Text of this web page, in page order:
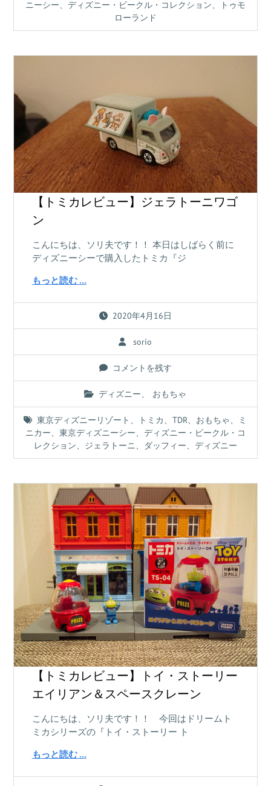
ニーシー、 ディズニー・ビークル・コレクション、
トゥモ
ローランド
【トミカレビュー】ジェラトーニワゴ
ン
こんにちは、ソリ夫です！！ 本日はしばらく前に
ディズニーシーで購入したトミカ『ジ
もっと読む …
2020年4月16日
sorio
コメントを残す
ディズニー、 おもちゃ
東京ディズニーリゾート 、 トミカ、TDR、 おもちゃ、
ミ
ニカー、 東京ディズニーシー、 ディズニー・ビークル・コ
レクション、 ジェラトーニ、 ダッフィー、 ディズニー
【トミカレビュー】トイ・ストーリー
エイリアン＆スペースクレーン
こんにちは、ソリ夫です！！ 今回はドリームト
ミカシリーズの『トイ・ストーリー ト
もっと読む …